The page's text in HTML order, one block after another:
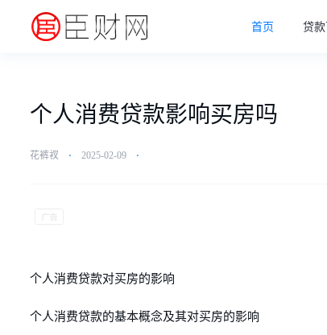
首页 贷
个人消费贷款影响买房吗
花裤衩 ⋅ 2025-02-09 ⋅
个人消费贷款对买房的影响
个人消费贷款的基本概念及其对买房的影响